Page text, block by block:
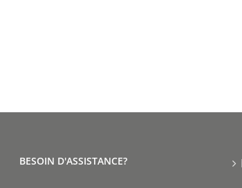
BESOIN D'ASSISTANCE?